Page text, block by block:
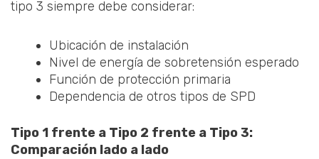
tipo 3 siempre debe considerar:
Ubicación de instalación
Nivel de energía de sobretensión esperado
Función de protección primaria
Dependencia de otros tipos de SPD
Tipo 1 frente a Tipo 2 frente a Tipo 3:
Comparación lado a lado